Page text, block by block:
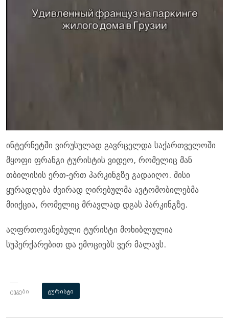
ინტერნეტში ვირუსულად გავრცელდა საქართველოში
მყოფი ფრანგი ტურისტის ვიდეო, რომელიც მან
თბილისის ერთ-ერთ პარკინგზე გადაიღო. მისი
ყურადღება ძვირად ღირებულმა ავტომობილებმა
მიიქცია, რომელიც მრავლად დგას პარკინგზე.
აღფრთოვანებული ტურისტი მოხიბლულია
სუპერქარებით და ემოციებს ვერ მალავს.
ტეგები ტურისტი